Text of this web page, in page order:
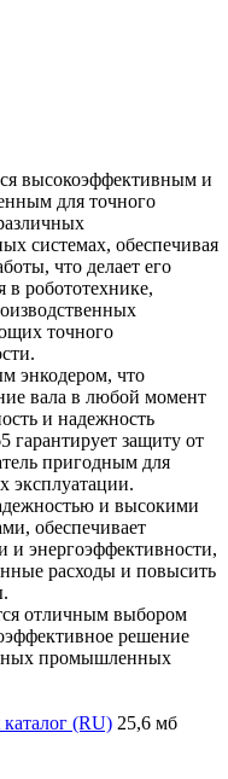
высокоэффективным и
для точного
системах, обеспечивая
что делает его
робототехнике,
точного
энкодером, что
вала в любой момент
и надежность
гарантирует защиту от
пригодным для
эксплуатации.
и высокими
обеспечивает
и энергоэффективности,
расходы и повысить
отличным выбором
решение
промышленных
(RU) 25,6 мб